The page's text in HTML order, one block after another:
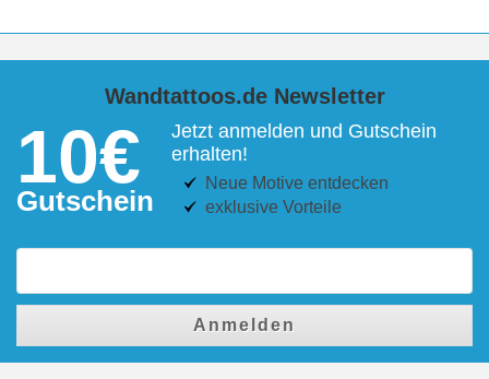
Wandtattoos.de Newsletter
10€
Gutschein
Jetzt anmelden und Gutschein
erhalten!
Neue Motive entdecken
exklusive Vorteile
Anmelden